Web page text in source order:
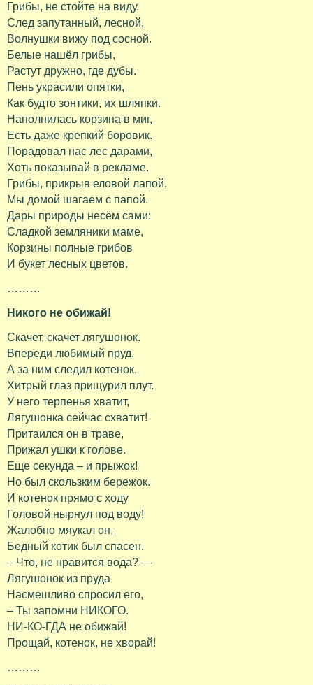
Грибы, не стойте на виду.
След запутанный, лесной,
Волнушки вижу под сосной.
Белые нашёл грибы,
Растут дружно, где дубы.
Пень украсили опятки,
Как будто зонтики, их шляпки.
Наполнилась корзина в миг,
Есть даже крепкий боровик.
Порадовал нас лес дарами,
Хоть показывай в рекламе.
Грибы, прикрыв еловой лапой,
Мы домой шагаем с папой.
Дары природы несём сами:
Сладкой земляники маме,
Корзины полные грибов
И букет лесных цветов.
………
Никого не обижай!
Скачет, скачет лягушонок.
Впереди любимый пруд.
А за ним следил котенок,
Хитрый глаз прищурил плут.
У него терпенья хватит,
Лягушонка сейчас схватит!
Притаился он в траве,
Прижал ушки к голове.
Еще секунда – и прыжок!
Но был скользким бережок.
И котенок прямо с ходу
Головой нырнул под воду!
Жалобно мяукал он,
Бедный котик был спасен.
– Что, не нравится вода? —
Лягушонок из пруда
Насмешливо спросил его,
– Ты запомни НИКОГО.
НИ-КО-ГДА не обижай!
Прощай, котенок, не хворай!
………